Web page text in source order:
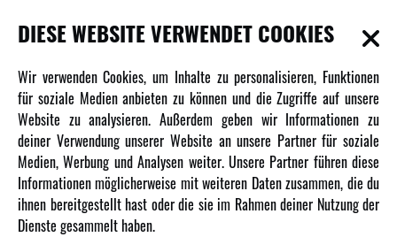
INFORMATIONEN
Newsletter
Über uns
Karriere
Amewi Kataloge
DIESE WEBSITE VERWENDET COOKIES
Wir verwenden Cookies, um Inhalte zu personalisieren, Funktionen
für soziale Medien anbieten zu können und die Zugriffe auf unsere
Website zu analysieren. Außerdem geben wir Informationen zu
deiner Verwendung unserer Website an unsere Partner für soziale
Medien, Werbung und Analysen weiter. Unsere Partner führen diese
Informationen möglicherweise mit weiteren Daten zusammen, die du
ihnen bereitgestellt hast oder die sie im Rahmen deiner Nutzung der
Dienste gesammelt haben.